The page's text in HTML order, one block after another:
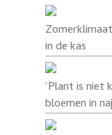
in de kas
‘Plant is
bloemen in